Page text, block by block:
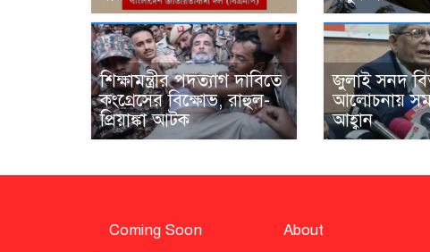
শিক্ষামন্ত্রীর পদত্যাগ দাবিতে
কংগ্রেসের বিক্ষোভ, রাহুল-
প্রিয়াঙ্কা আটক
জুলাই সনদ
আলোচনায়
আহ্বান
Coming Soon About